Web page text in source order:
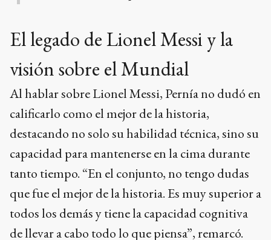
El legado de Lionel Messi y la
visión sobre el Mundial
Al hablar sobre Lionel Messi, Pernía no dudó en
calificarlo como el mejor de la historia,
destacando no solo su habilidad técnica, sino su
capacidad para mantenerse en la cima durante
tanto tiempo. “En el conjunto, no tengo dudas
que fue el mejor de la historia. Es muy superior a
todos los demás y tiene la capacidad cognitiva
de llevar a cabo todo lo que piensa”, remarcó.